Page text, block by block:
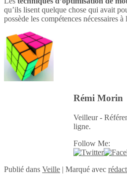
qu’ils lisent quelque chose qui avait
possède les compétences nécessaires
Rémi Morin
Veilleur -
ligne.
Follow Me:
Publié dans Veille | Marqué avec